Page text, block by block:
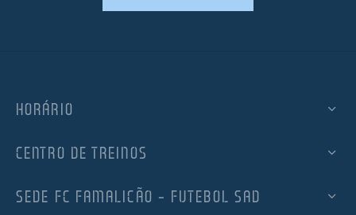
HORÁRIO
CENTRO DE TREINOS
SEDE FC FAMALICÃO – FUTEBOL SAD